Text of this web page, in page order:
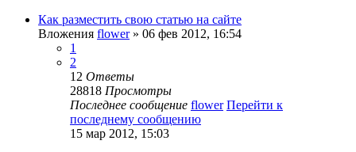
Как разместить свою статью на сайте
Вложения flower» 06 фев 2012, 16:54
1
2
12 Ответы
28818 Просмотры
Последнее сообщение flower Перейти к
последнему сообщению
15 мар 2012, 15:03